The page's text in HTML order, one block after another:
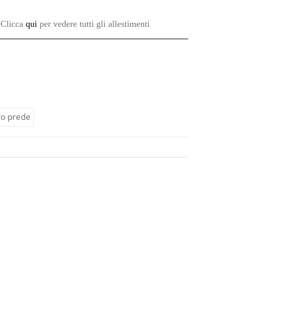
Clicca qui per vedere tutti gli allestimenti